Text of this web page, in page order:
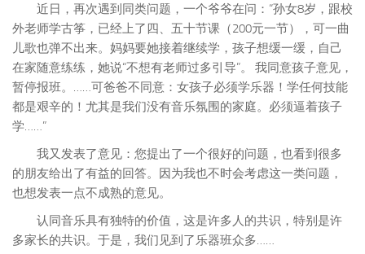
近日，再次遇到同类问题，一个爷爷在问：“孙女8岁，跟校
外老师学古筝，已经上了四、五十节课（200元一节），可一曲
儿歌也弹不出来。妈妈要她接着继续学，孩子想缓一缓，自己
在家随意练练，她说“不想有老师过多引导”。 我同意孩子意见，
暂停报班。……可爸爸不同意：女孩子必须学乐器！学任何技能
都是艰辛的！尤其是我们没有音乐氛围的家庭。必须逼着孩子
学……”
我又发表了意见：您提出了一个很好的问题，也看到很多
的朋友给出了有益的回答。因为我也不时会考虑这一类问题，
也想发表一点不成熟的意见。
认同音乐具有独特的价值，这是许多人的共识，特别是许
多家长的共识。于是，我们见到了乐器班众多……